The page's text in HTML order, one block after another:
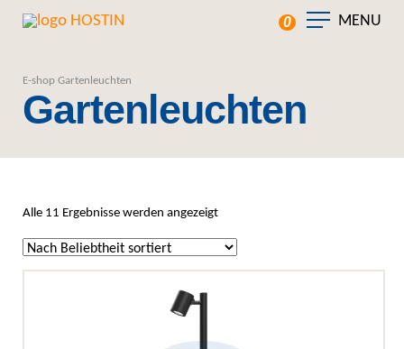
0 MENU
E-shop Gartenleuchten
Gartenleuchten
Alle 11 Ergebnisse werden angezeigtNach Beliebtheit sortiert